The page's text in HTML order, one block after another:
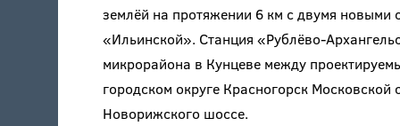
землёй на протяжении 6 км с двумя
«Ильинской». Станция «Рублёво-
микрорайона в Кунцеве между
городском округе Красногорск
Новорижского шоссе.